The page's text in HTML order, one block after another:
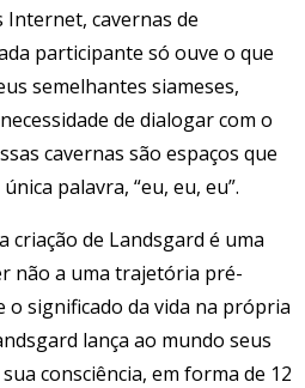
cavernas de
participante só ouve o que
semelhantes siameses,
de dialogar com o
cavernas são espaços que
palavra, “eu, eu, eu”.
criação de Landsgard é uma
não a uma trajetória pré-
o significado da vida na própria
lança ao mundo seus
consciência, em forma de 12